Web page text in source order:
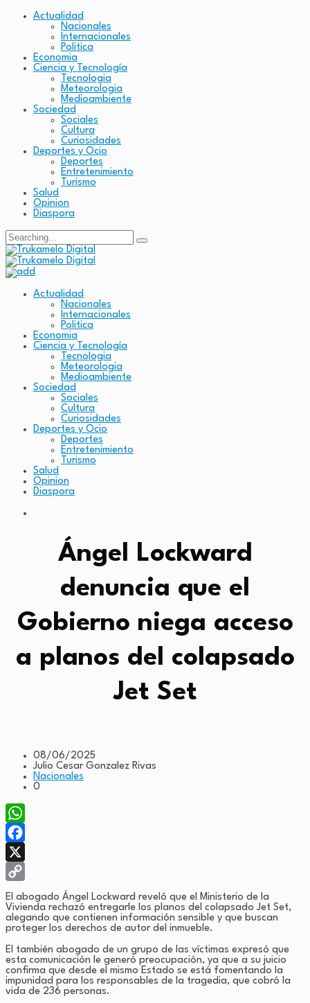
Actualidad
Nacionales
Internacionales
Politica
Economia
Ciencia y Tecnología
Tecnologia
Meteorologia
Medioambiente
Sociedad
Sociales
Cultura
Curiosidades
Deportes y Ocio
Deportes
Entretenimiento
Turismo
Salud
Opinion
Diaspora
Search
for:
Actualidad
Nacionales
Internacionales
Politica
Economia
Ciencia y Tecnología
Tecnologia
Meteorologia
Medioambiente
Sociedad
Sociales
Cultura
Curiosidades
Deportes y Ocio
Deportes
Entretenimiento
Turismo
Salud
Opinion
Diaspora
Ángel Lockward
denuncia que el
Gobierno niega acceso
a planos del colapsado
Jet Set
08/06/2025
Julio Cesar Gonzalez Rivas
Nacionales
0
WhatsApp
Facebook
X
Copy
Link
El abogado Ángel Lockward reveló que el Ministerio de la
Vivienda rechazó entregarle los planos del colapsado Jet Set,
alegando que contienen información sensible y que buscan
proteger los derechos de autor del inmueble.
El también abogado de un grupo de las víctimas expresó que
esta comunicación le generó preocupación, ya que a su juicio
confirma que desde el mismo Estado se está fomentando la
impunidad para los responsables de la tragedia, que cobró la
vida de 236 personas.